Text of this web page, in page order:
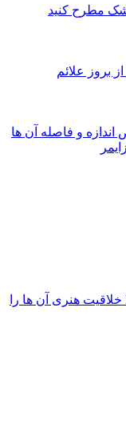
مطرح کنید
بروز علائم
و فاصله آن ها
هنری آن ها را